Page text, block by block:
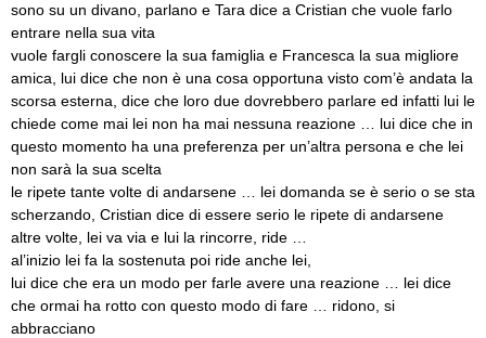
sono su un divano, parlano e Tara dice a Cristian che vuole farlo
entrare nella sua vita
vuole fargli conoscere la sua famiglia e Francesca la sua migliore
amica, lui dice che non è una cosa opportuna visto com’è andata la
scorsa esterna, dice che loro due dovrebbero parlare ed infatti lui le
chiede come mai lei non ha mai nessuna reazione … lui dice che in
questo momento ha una preferenza per un’altra persona e che lei
non sarà la sua scelta
le ripete tante volte di andarsene … lei domanda se è serio o se sta
scherzando, Cristian dice di essere serio le ripete di andarsene
altre volte, lei va via e lui la rincorre, ride …
al’inizio lei fa la sostenuta poi ride anche lei,
lui dice che era un modo per farle avere una reazione … lei dice
che ormai ha rotto con questo modo di fare … ridono, si
abbracciano